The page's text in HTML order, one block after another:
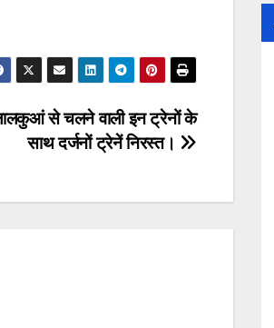
से चलने वाली इन ट्रेनों के
साथ दर्जनों ट्रेनें निरस्त।